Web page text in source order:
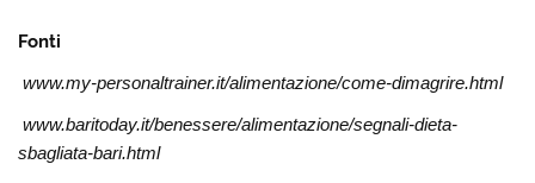
Fonti
www.my-personaltrainer.it/alimentazione/come-dimagrire.html
www.baritoday.it/benessere/alimentazione/segnali-dieta-
sbagliata-bari.html